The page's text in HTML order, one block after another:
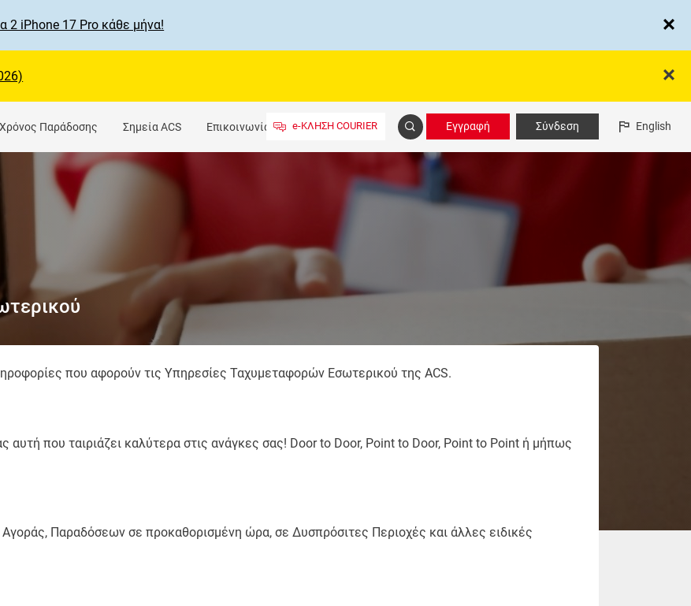
2 iPhone 17 Pro κάθε μήνα!
Παράδοσης Σημεία ACS Επικοινωνία e-ΚΛΗΣΗ COURIER Εγγραφή Σύνδεση English
που αφορούν τις Υπηρεσίες Ταχυμεταφορών Εσωτερικού της ACS.
αυτή που ταιριάζει καλύτερα στις ανάγκες σας! Door to Door, Point to Door, Point to Point ή μήπως
Παραδόσεων σε προκαθορισμένη ώρα, σε Δυσπρόσιτες Περιοχές και άλλες ειδικές